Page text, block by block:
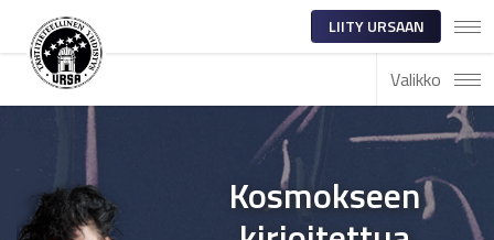
LIITY URSAAN
Valikko
Kosmokseen